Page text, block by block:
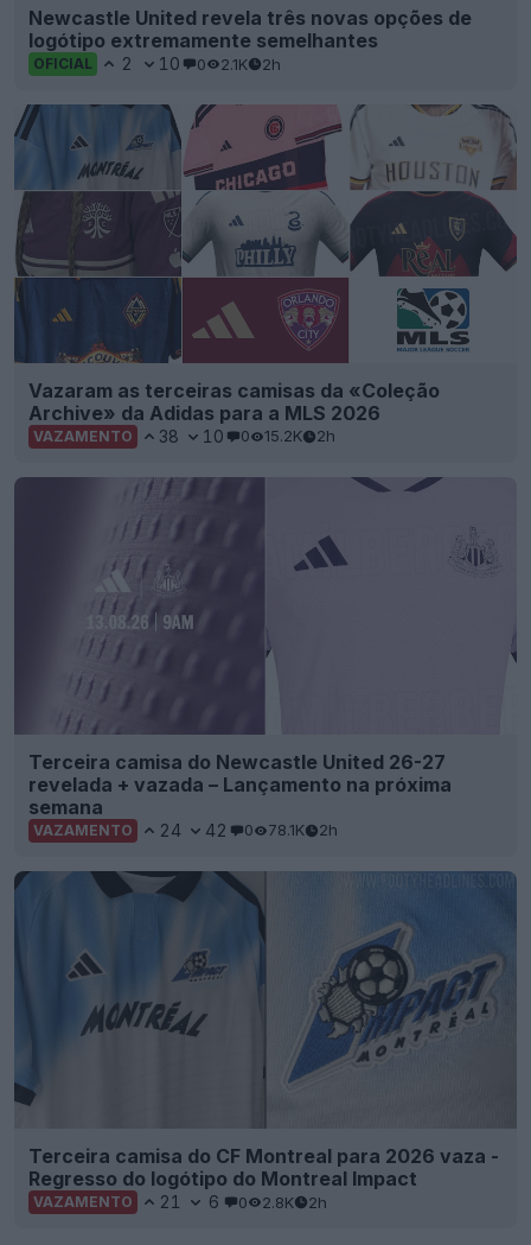
Newcastle United revela três novas opções de
logótipo extremamente semelhantes
OFICIAL 2 10 0 2.1K 2h
Vazaram as terceiras camisas da «Coleção
Archive» da Adidas para a MLS 2026
VAZAMENTO 38 10 0 15.2K 2h
Terceira camisa do Newcastle United 26-27
revelada + vazada – Lançamento na próxima
semana
VAZAMENTO 24 42 0 78.1K 2h
Terceira camisa do CF Montreal para 2026 vaza -
Regresso do logótipo do Montreal Impact
VAZAMENTO 21 6 0 2.8K 2h